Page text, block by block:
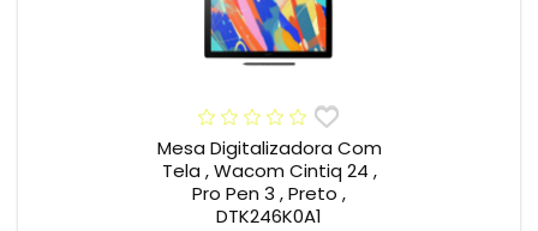
Mesa Digitalizadora Com
Tela , Wacom Cintiq 24 ,
Pro Pen 3 , Preto ,
DTK246K0A1